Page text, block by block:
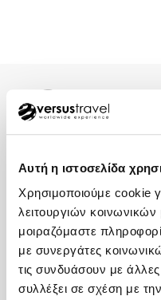
Αυτή η ιστοσελίδα
Χρησιμοποιούμε cookie
λειτουργιών
μοιραζόμαστε
με συνεργάτες
τις συνδυάσουν με
συλλέξει σε σχέση με
ΑΘΗΝΑ –
+30 210 32 32 800
+30 210 32 32 450
Φιλελλήνων 7,
info@versus-
ΓΛΥΦΑΔΑ